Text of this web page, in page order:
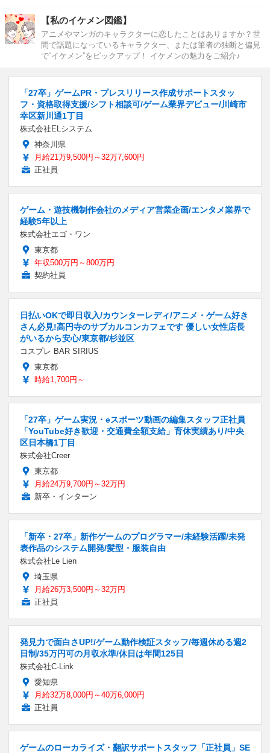
【私のイケメン図鑑】
アニメやマンガのキャラクターに恋したことはありますか？世
間で話題になっているキャラクター、または筆者の独断と偏見
で“イケメン”をピックアップ！ イケメンの魅力をご紹介♪
「27卒」ゲームPR・プレスリリース作成サポートスタッ
フ・資格取得支援/シフト相談可/ゲーム業界デビュー/川崎市
幸区新川通1丁目
株式会社ELシステム
神奈川県
月給21万9,500円～32万7,600円
正社員
ゲーム・遊技機制作会社のメディア営業企画/エンタメ業界で
経験5年以上
株式会社エゴ・ワン
東京都
年収500万円～800万円
契約社員
日払いOKで即日収入/カウンターレディ/アニメ・ゲーム好き
さん必見!高円寺のサブカルコンカフェです 優しい女性店長
がいるから安心/東京都/杉並区
コスプレ BAR SIRIUS
東京都
時給1,700円～
「27卒」ゲーム実況・eスポーツ動画の編集スタッフ正社員
「YouTube好き歓迎・交通費全額支給」育休実績あり/中央
区日本橋1丁目
株式会社Creer
東京都
月給24万9,700円～32万円
新卒・インターン
「新卒・27卒」新作ゲームのプログラマー/未経験活躍/未発
表作品のシステム開発/髪型・服装自由
株式会社Le Lien
埼玉県
月給26万3,500円～32万円
正社員
発見力で面白さUP!/ゲーム動作検証スタッフ/毎週休める週2
日制/35万円可の月収水準/休日は年間125日
株式会社C-Link
愛知県
月給32万8,000円～40万6,000円
正社員
ゲームのローカライズ・翻訳サポートスタッフ「正社員」SE